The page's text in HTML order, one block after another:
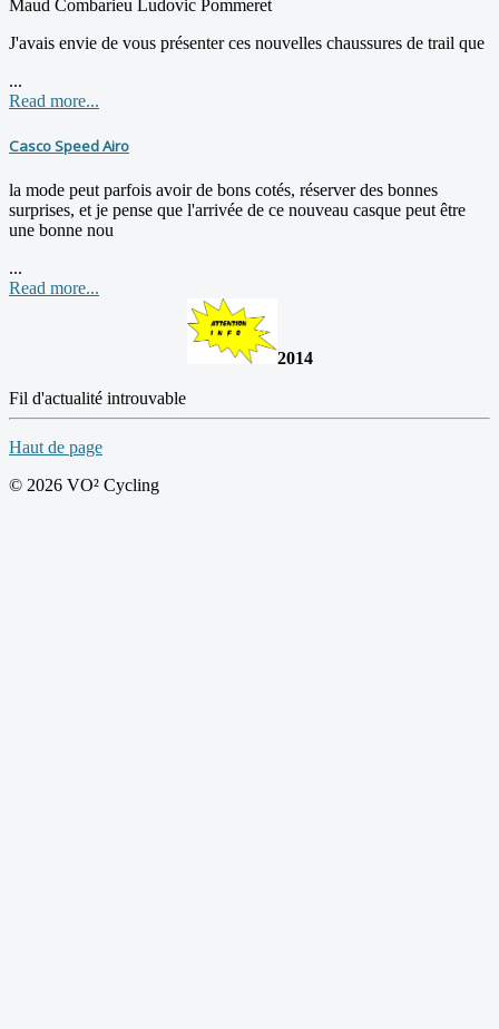
Maud Combarieu Ludovic Pommeret
J'avais envie de vous présenter ces nouvelles chaussures de trail que
...
Read more...
Casco Speed Airo
la mode peut parfois avoir de bons cotés, réserver des bonnes
surprises, et je pense que l'arrivée de ce nouveau casque peut être
une bonne nou
...
Read more...
2014
Fil d'actualité introuvable
Haut de page
© 2026 VO² Cycling